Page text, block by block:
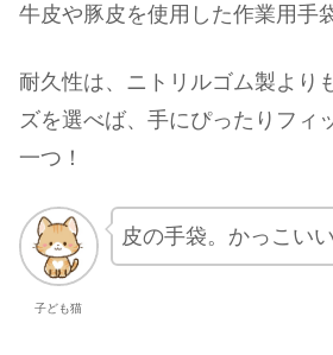
牛皮や豚皮を使用した作業用手
耐久性は、ニトリルゴム製より
ズを選べば、手にぴったりフィ
一つ！
子ども猫
皮の手袋。かっこい